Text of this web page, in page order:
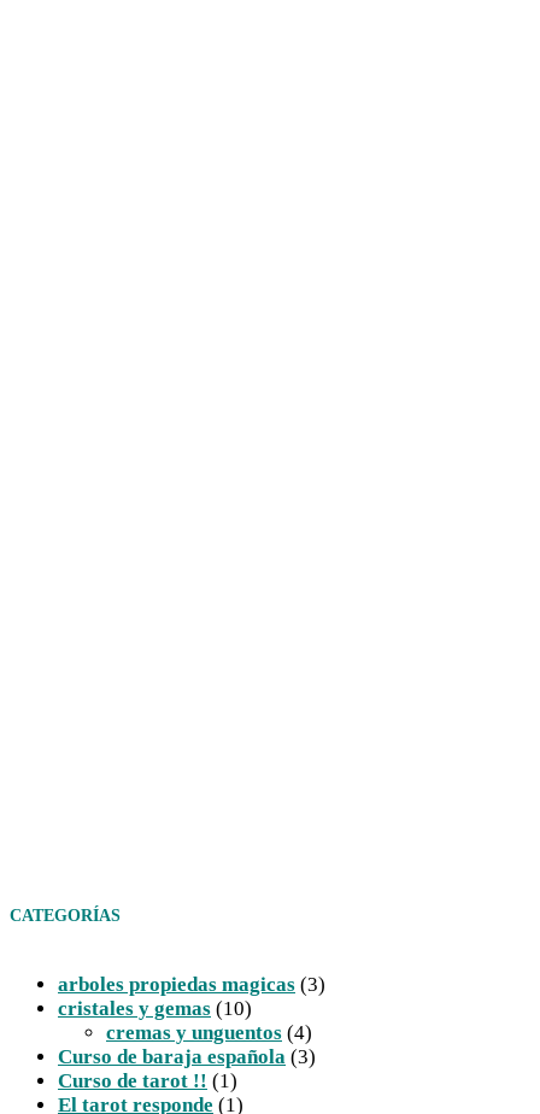
CATEGORÍAS
arboles propiedas magicas (3)
cristales y gemas (10)
cremas y unguentos (4)
Curso de baraja española (3)
Curso de tarot !! (1)
El tarot responde (1)